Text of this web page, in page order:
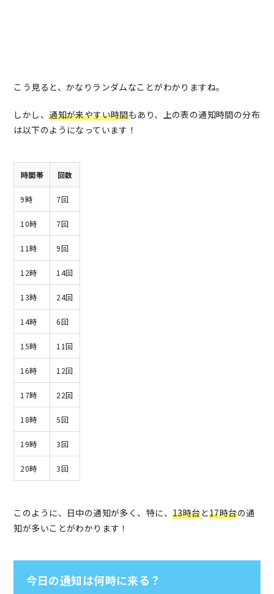
こう見ると、かなりランダムなことがわかりますね。
しかし、通知が来やすい時間もあり、上の表の通知時間の分布
は以下のようになっています！
時間帯 回数
9時 7回
10時 7回
11時 9回
12時 14回
13時 24回
14時 6回
15時 11回
16時 12回
17時 22回
18時 5回
19時 3回
20時 3回
このように、日中の通知が多く、特に、 13時台と17時台の通
知が多いことがわかります！
今日の通知は何時に来る？